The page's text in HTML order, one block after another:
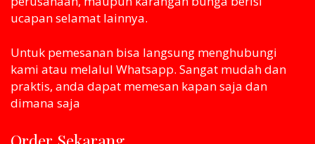
ucapan selamat lainnya.
Untuk pemesanan bisa langsung menghubungi
kami atau melaluI Whatsapp. Sangat mudah dan
praktis, anda dapat memesan kapan saja dan
dimana saja